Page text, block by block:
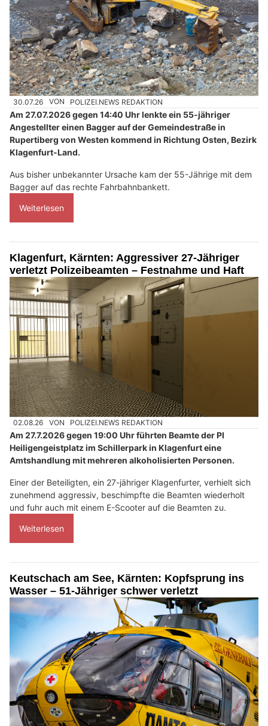
30.07.26 VON POLIZEI.NEWS REDAKTION
Am 27.07.2026 gegen 14:40 Uhr lenkte ein 55-jähriger
Angestellter einen Bagger auf der Gemeindestraße in
Rupertiberg von Westen kommend in Richtung Osten, Bezirk
Klagenfurt-Land.
Aus bisher unbekannter Ursache kam der 55-Jährige mit dem
Bagger auf das rechte Fahrbahnbankett.
Weiterlesen
Klagenfurt, Kärnten: Aggressiver 27-Jähriger
verletzt Polizeibeamten – Festnahme und Haft
02.08.26 VON POLIZEI.NEWS REDAKTION
Am 27.7.2026 gegen 19:00 Uhr führten Beamte der PI
Heiligengeistplatz im Schillerpark in Klagenfurt eine
Amtshandlung mit mehreren alkoholisierten Personen.
Einer der Beteiligten, ein 27-jähriger Klagenfurter, verhielt sich
zunehmend aggressiv, beschimpfte die Beamten wiederholt
und fuhr auch mit einem E-Scooter auf die Beamten zu.
Weiterlesen
Keutschach am See, Kärnten: Kopfsprung ins
Wasser – 51-Jähriger schwer verletzt